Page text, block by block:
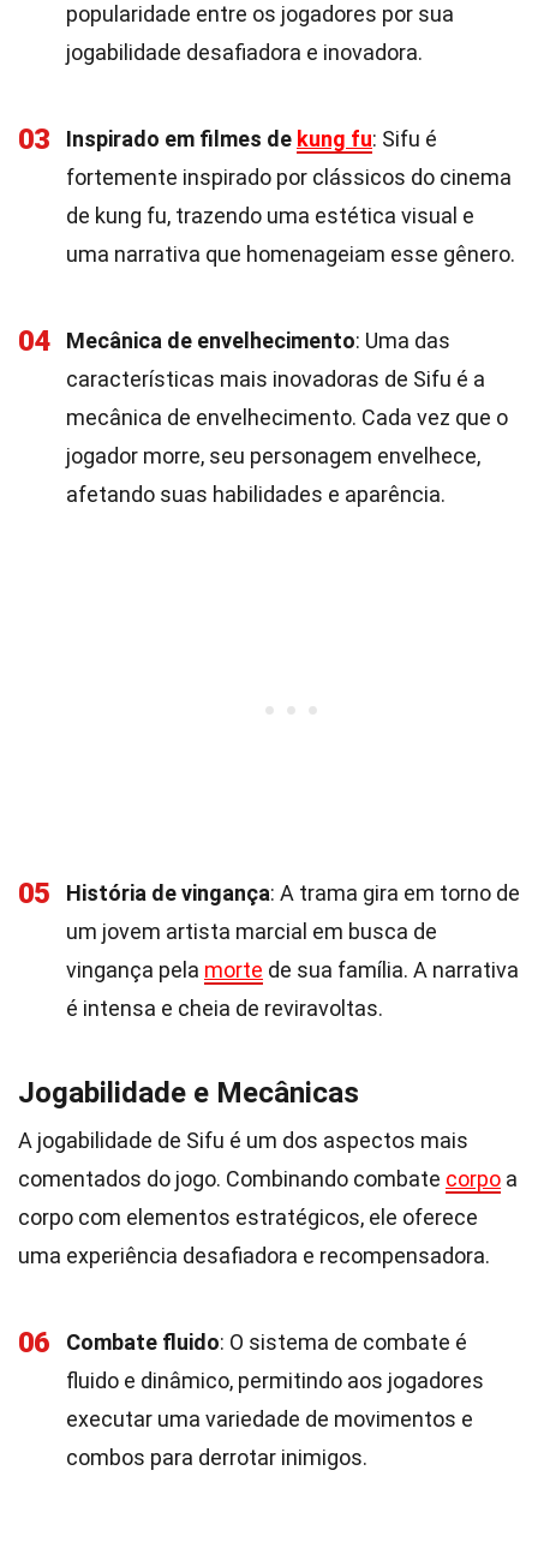
popularidade entre os jogadores por sua
jogabilidade desafiadora e inovadora.
03 Inspirado em filmes de kung fu: Sifu é
fortemente inspirado por clássicos do cinema
de kung fu, trazendo uma estética visual e
uma narrativa que homenageiam esse gênero.
04 Mecânica de envelhecimento: Uma das
características mais inovadoras de Sifu é a
mecânica de envelhecimento. Cada vez que o
jogador morre, seu personagem envelhece,
afetando suas habilidades e aparência.
05 História de vingança: A trama gira em torno de
um jovem artista marcial em busca de
vingança pela morte de sua família. A narrativa
é intensa e cheia de reviravoltas.
Jogabilidade e Mecânicas
A jogabilidade de Sifu é um dos aspectos mais
comentados do jogo. Combinando combate corpo a
corpo com elementos estratégicos, ele oferece
uma experiência desafiadora e recompensadora.
06 Combate fluido: O sistema de combate é
fluido e dinâmico, permitindo aos jogadores
executar uma variedade de movimentos e
combos para derrotar inimigos.